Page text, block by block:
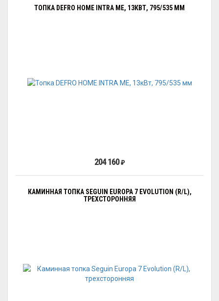
ТОПКА DEFRO HOME INTRA ME, 13КВТ, 795/535 ММ
204 160₽
КАМИННАЯ ТОПКА SEGUIN EUROPA 7 EVOLUTION (R/L),
ТРЕХСТОРОННЯЯ